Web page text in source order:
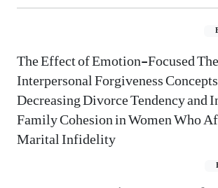
The Effect of Emotion-Focused
Interpersonal Forgiveness
Decreasing Divorce Tendency and
Family Cohesion in Women Who
Marital Infidelity